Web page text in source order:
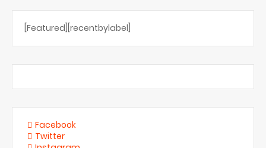
[Featured][recentbylabel]
Facebook
Twitter